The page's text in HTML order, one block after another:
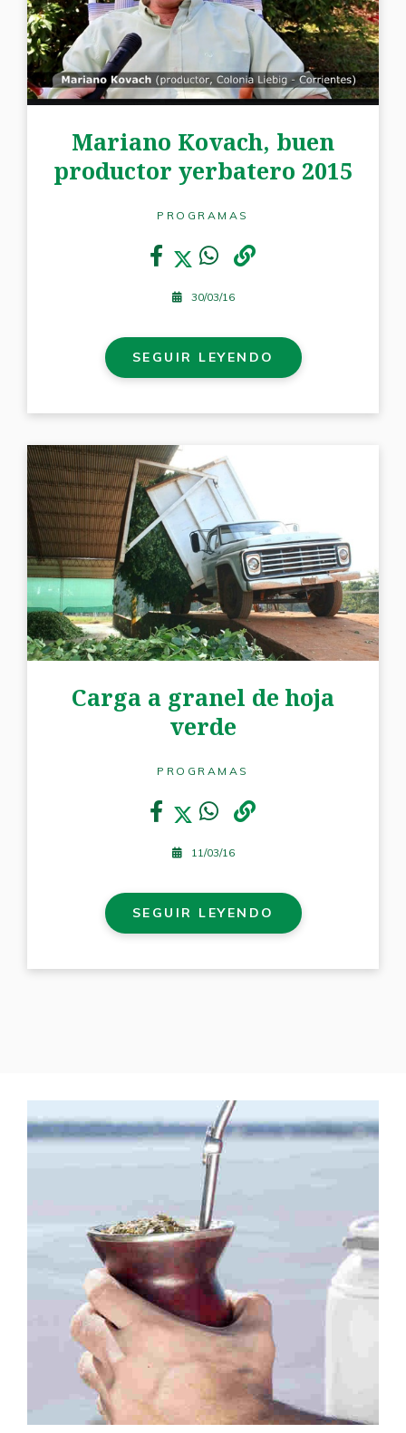
Mariano Kovach, buen
productor yerbatero 2015
PROGRAMAS
30/03/16
SEGUIR LEYENDO
Carga a granel de hoja
verde
PROGRAMAS
11/03/16
SEGUIR LEYENDO